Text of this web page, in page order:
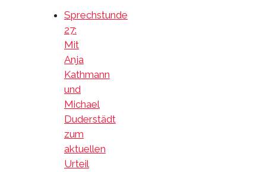
Sprechstunde
27:
Mit
Anja
Kathmann
und
Michael
Duderstädt
zum
aktuellen
Urteil